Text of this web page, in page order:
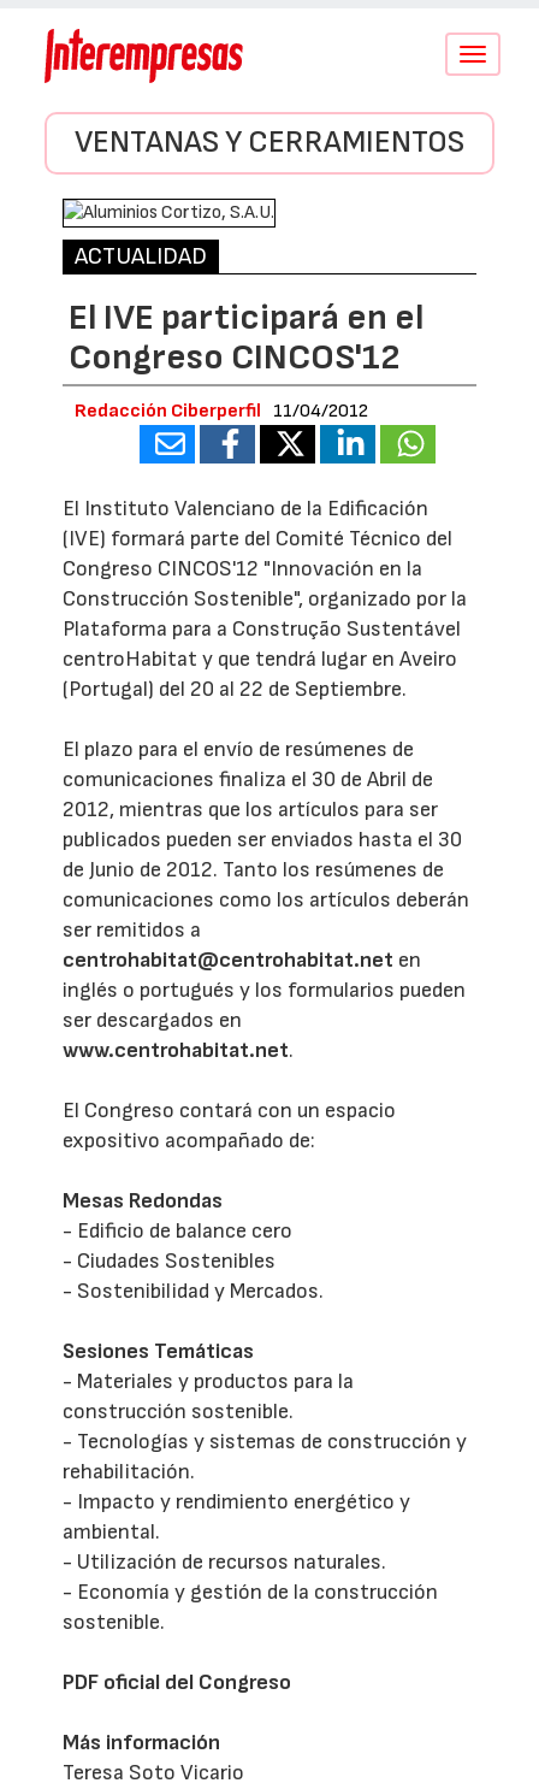
Conmutar
VENTANAS Y CERRAMIENTOS
ACTUALIDAD
El IVE participará en el
Congreso CINCOS'12
Redacción Ciberperfil 11/04/2012
El Instituto Valenciano de la Edificación
(IVE) formará parte del Comité Técnico del
Congreso CINCOS'12 "Innovación en la
Construcción Sostenible", organizado por la
Plataforma para a Construção Sustentável
centroHabitat y que tendrá lugar en Aveiro
(Portugal) del 20 al 22 de Septiembre.
El plazo para el envío de resúmenes de
comunicaciones finaliza el 30 de Abril de
2012, mientras que los artículos para ser
publicados pueden ser enviados hasta el 30
de Junio de 2012. Tanto los resúmenes de
comunicaciones como los artículos deberán
ser remitidos a
centrohabitat@centrohabitat.net en
inglés o portugués y los formularios pueden
ser descargados en
www.centrohabitat.net.
El Congreso contará con un espacio
expositivo acompañado de:
Mesas Redondas
- Edificio de balance cero
- Ciudades Sostenibles
- Sostenibilidad y Mercados.
Sesiones Temáticas
- Materiales y productos para la
construcción sostenible.
- Tecnologías y sistemas de construcción y
rehabilitación.
- Impacto y rendimiento energético y
ambiental.
- Utilización de recursos naturales.
- Economía y gestión de la construcción
sostenible.
PDF oficial del Congreso
Más información
Teresa Soto Vicario